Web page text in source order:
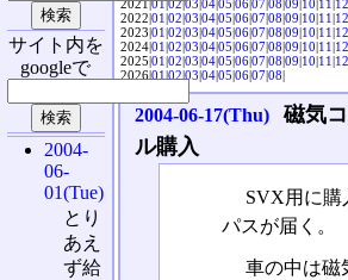
2021|01|02|03|04|05|06|07|08|09|10|11|12
2022|01|02|03|04|05|06|07|08|09|10|11|12
2023|01|02|03|04|05|06|07|08|09|10|11|12
2024|01|02|03|04|05|06|07|08|09|10|11|12
2025|01|02|03|04|05|06|07|08|09|10|11|12
2026|01|02|03|04|05|06|07|08|
2004-06-17(Thu)
磁気
ル購入
SVX用に購
パスが届く。
車の中は磁
サイト内を
googleで
2004-
06-
01(Tue)
とり
あえ
ず給